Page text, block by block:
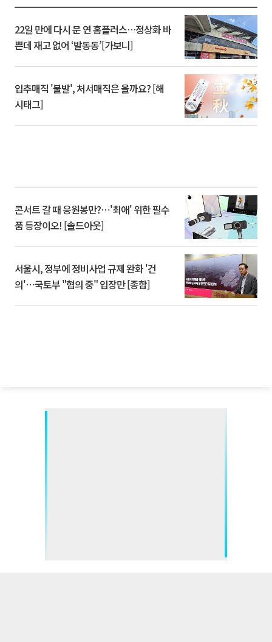
22일 만에 다시 문 연 홈플러스…정상화 바
쁜데 재고 없어 ‘발동동’[가보니]
입추매직 '불발', 처서매직은 올까요? [해
시태그]
콘서트 갈 때 응원봉만?⋯'최애' 위한 필수
품 등장이오! [솔드아웃]
서울시, 정부에 정비사업 규제 완화 '건
의'⋯국토부 "협의 중" 입장만 [종합]